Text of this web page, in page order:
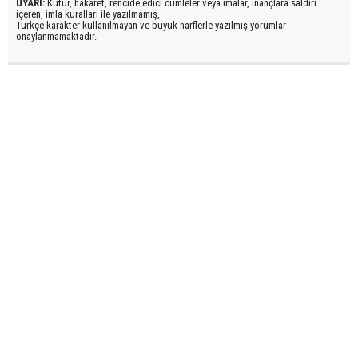
UYARI: Küfür, hakaret, rencide edici cümleler veya imalar, inançlara saldırı
içeren, imla kuralları ile yazılmamış,
Türkçe karakter kullanılmayan ve büyük harflerle yazılmış yorumlar
onaylanmamaktadır.